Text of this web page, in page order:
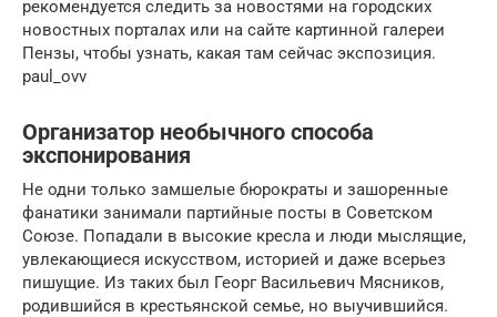
рекомендуется следить за новостями на городских
новостных порталах или на сайте картинной галереи
Пензы, чтобы узнать, какая там сейчас экспозиция.
paul_ovv
Организатор необычного способа
экспонирования
Не одни только замшелые бюрократы и зашоренные
фанатики занимали партийные посты в Советском
Союзе. Попадали в высокие кресла и люди мыслящие,
увлекающиеся искусством, историей и даже всерьез
пишущие. Из таких был Георг Васильевич Мясников,
родившийся в крестьянской семье, но выучившийся.